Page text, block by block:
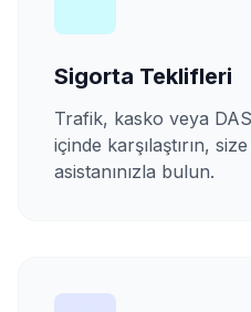
Sigorta Teklifleri
Trafik, kasko veya
içinde karşılaştırın,
asistanınızla bulun.